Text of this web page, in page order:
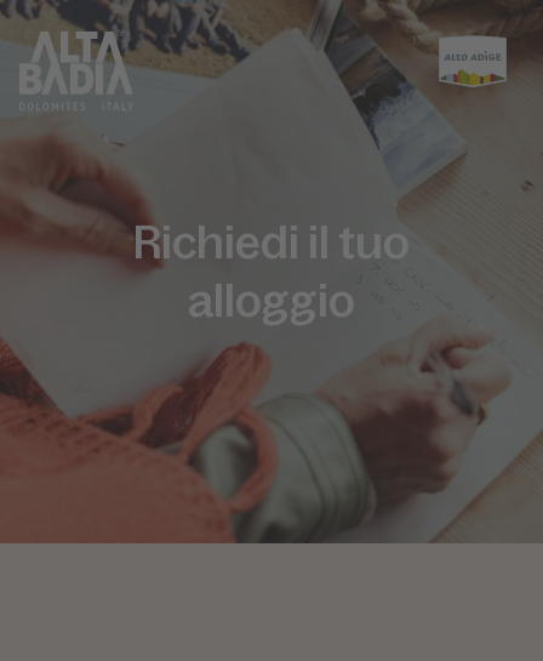
Richiedi il tuo
alloggio